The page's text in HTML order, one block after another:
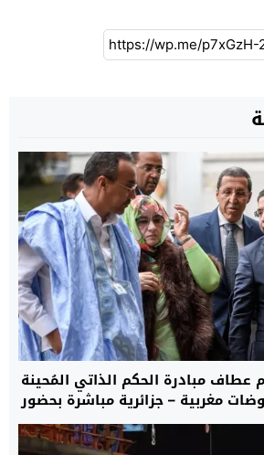
مبادرة الحكم الذاتي المُحينة
مغربية – جزائرية مباشرة بحضور
الأمريكية بمدريد حول ملف
الصحراء غدا الأحد